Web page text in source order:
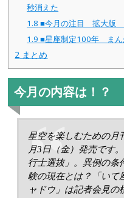
秒消えた
1.8 ■今月の注目 拡大版
1.9 ■星座制定100年 まん
2 まとめ
今月の内容は！？
星空を楽しむための月
月3日（金）発売です
行士選抜」。異例の条
験の現在とは？「いて
ャドウ」は記者会見の